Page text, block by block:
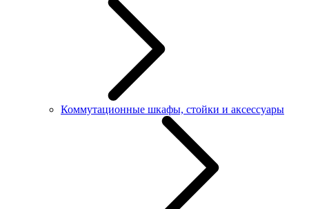
Коммутационные шкафы, стойки и аксессуары